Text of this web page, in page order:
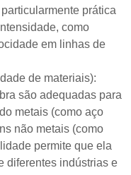
prática
como
em linhas de
de materiais):
são adequadas para
metais (como aço
não metais (como
permite que ela
diferentes indústrias e